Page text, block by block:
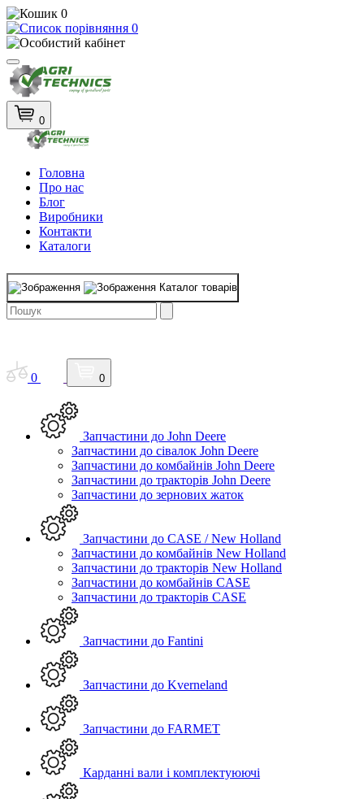
0
0
0
Головна
Про нас
Блог
Виробники
Контакти
Каталоги
Каталог товарів
0 0
Запчастини до John Deere
Запчастини до сівалок John Deere
Запчастини до комбайнів John Deere
Запчастини до тракторів John Deere
Запчастини до зернових жаток
Запчастини до CASE / New Holland
Запчастини до комбайнів New Holland
Запчастини до тракторів New Holland
Запчастини до комбайнів CASE
Запчастини до тракторів CASE
Запчастини до Fantini
Запчастини до Kverneland
Запчастини до FARMET
Карданні вали і комплектуюючі